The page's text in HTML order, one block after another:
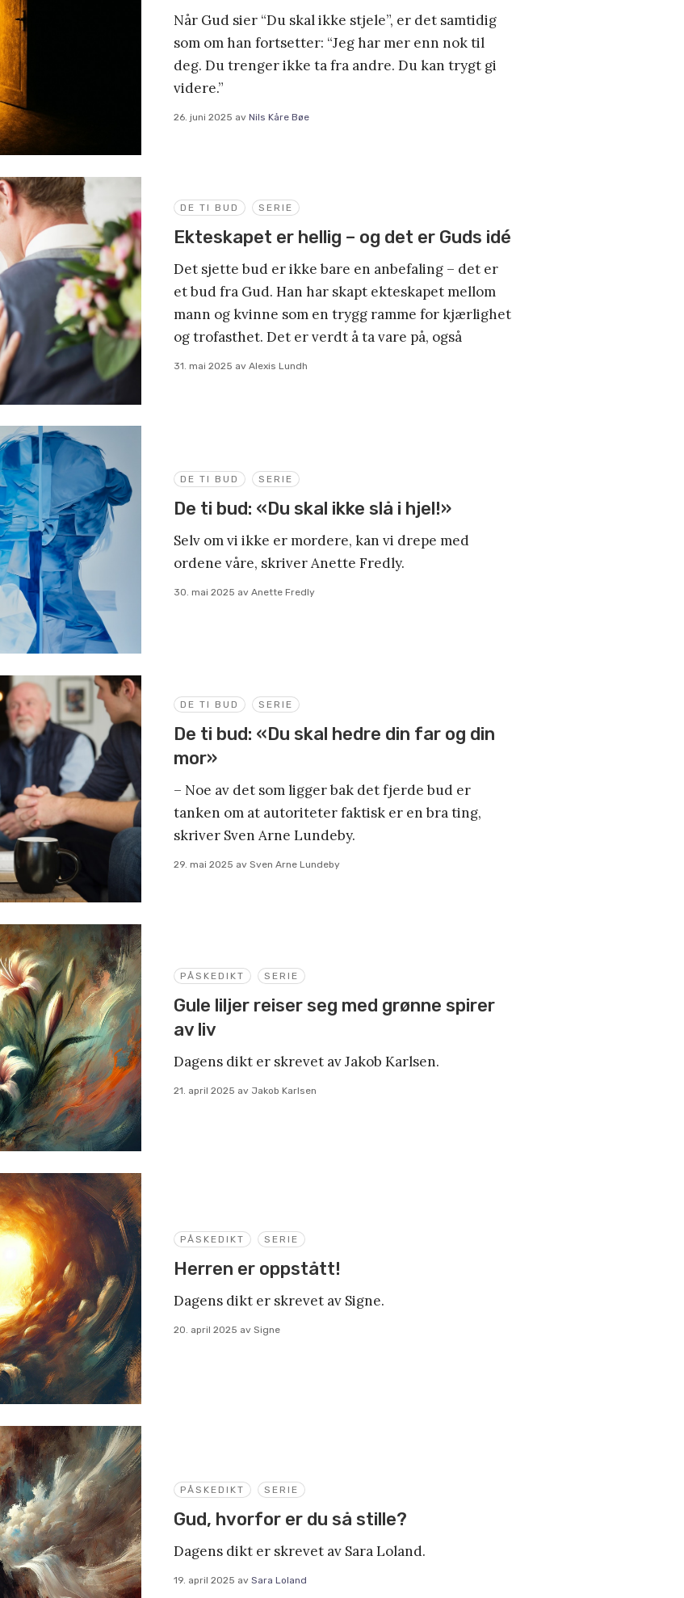
Når Gud sier “Du skal ikke stjele”, er det samtidig
som om han fortsetter: “Jeg har mer enn nok til
deg. Du trenger ikke ta fra andre. Du kan trygt gi
videre.”
26. juni 2025 av Nils Kåre Bøe
DE TI BUD SERIE
Ekteskapet er hellig – og det er Guds idé
Det sjette bud er ikke bare en anbefaling – det er
et bud fra Gud. Han har skapt ekteskapet mellom
mann og kvinne som en trygg ramme for kjærlighet
og trofasthet. Det er verdt å ta vare på, også
31. mai 2025 av Alexis Lundh
DE TI BUD SERIE
De ti bud: «Du skal ikke slå i hjel!»
Selv om vi ikke er mordere, kan vi drepe med
ordene våre, skriver Anette Fredly.
30. mai 2025 av Anette Fredly
DE TI BUD SERIE
De ti bud: «Du skal hedre din far og din
mor»
– Noe av det som ligger bak det fjerde bud er
tanken om at autoriteter faktisk er en bra ting,
skriver Sven Arne Lundeby.
29. mai 2025 av Sven Arne Lundeby
PÅSKEDIKT SERIE
Gule liljer reiser seg med grønne spirer
av liv
Dagens dikt er skrevet av Jakob Karlsen.
21. april 2025 av Jakob Karlsen
PÅSKEDIKT SERIE
Herren er oppstått!
Dagens dikt er skrevet av Signe.
20. april 2025 av Signe
PÅSKEDIKT SERIE
Gud, hvorfor er du så stille?
Dagens dikt er skrevet av Sara Loland.
19. april 2025 av Sara Loland